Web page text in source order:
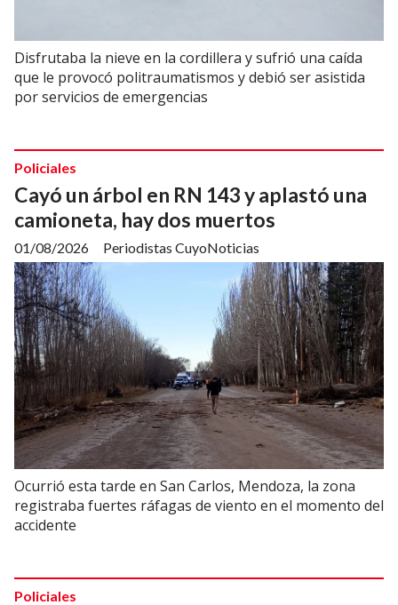
Disfrutaba la nieve en la cordillera y sufrió una caída
que le provocó politraumatismos y debió ser asistida
por servicios de emergencias
Cayó un árbol en RN 143 y aplastó una
camioneta, hay dos muertos
Periodistas CuyoNoticias
Policiales
01/08/2026
Ocurrió esta tarde en San Carlos, Mendoza, la zona
registraba fuertes ráfagas de viento en el momento del
accidente
Policiales